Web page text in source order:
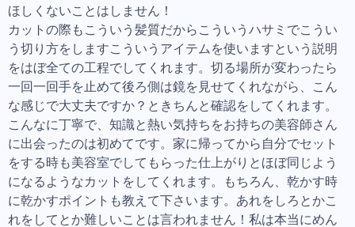
ほしくないことはしません！
カットの際もこういう髪質だからこういうハサミでこうい
う切り方をしますこういうアイテムを使いますという説明
をはぼ全ての工程でしてくれます。切る場所が変わったら
一回一回手を止めて後ろ側は鏡を見せてくれながら、こん
な感じで大丈夫ですか？ときちんと確認をしてくれます。
こんなに丁寧で、知識と熱い気持ちをお持ちの美容師さん
に出会ったのは初めてです。家に帰ってから自分でセット
をする時も美容室でしてもらった仕上がりとほぼ同じよう
になるようなカットをしてくれます。もちろん、乾かす時
に乾かすポイントも教えて下さいます。あれをしろとかこ
れをしてとか難しいことは言われません！私は本当にめん